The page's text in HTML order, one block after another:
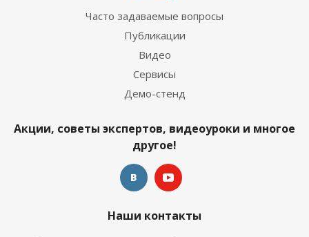
Часто задаваемые вопросы
Публикации
Видео
Сервисы
Демо-стенд
Акции, советы экспертов, видеоуроки и многое
другое!
Наши контакты